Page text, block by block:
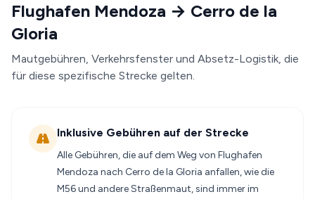
Flughafen Mendoza → Cerro de la
Gloria
Mautgebühren, Verkehrsfenster und Absetz-Logistik, die
für diese spezifische Strecke gelten.
Inklusive Gebühren auf der Strecke
Alle Gebühren, die auf dem Weg von Flughafen
Mendoza nach Cerro de la Gloria anfallen, wie die
M56 und andere Straßenmaut, sind immer im